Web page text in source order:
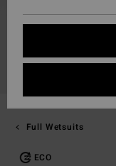
Full Wetsuits
ECO